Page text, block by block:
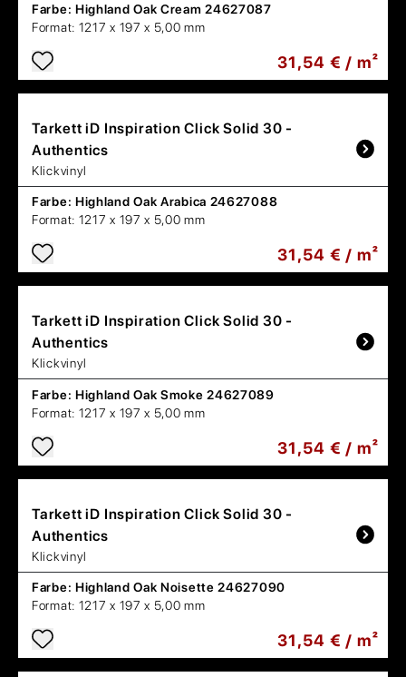
Farbe: Highland Oak Cream 24627087
Format: 1217 x 197 x 5,00 mm
31,54 € / m²
Tarkett iD Inspiration Click Solid 30 -
Authentics
Klickvinyl
Farbe: Highland Oak Arabica 24627088
Format: 1217 x 197 x 5,00 mm
31,54 € / m²
Tarkett iD Inspiration Click Solid 30 -
Authentics
Klickvinyl
Farbe: Highland Oak Smoke 24627089
Format: 1217 x 197 x 5,00 mm
31,54 € / m²
Tarkett iD Inspiration Click Solid 30 -
Authentics
Klickvinyl
Farbe: Highland Oak Noisette 24627090
Format: 1217 x 197 x 5,00 mm
31,54 € / m²